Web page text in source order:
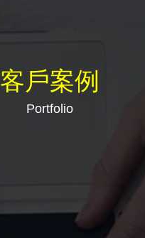
客戶案例
Portfolio